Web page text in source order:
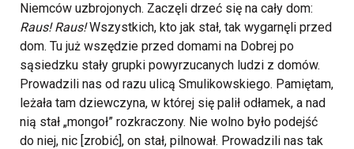
Niemców uzbrojonych. Zaczęli drzeć się na cały dom:
Raus! Raus!Wszystkich, kto jak stał, tak wygarnęli przed
dom. Tu już wszędzie przed domami na Dobrej po
sąsiedzku stały grupki powyrzucanych ludzi z domów.
Prowadzili nas od razu ulicą Smulikowskiego. Pamiętam,
leżała tam dziewczyna, w której się palił odłamek, a nad
nią stał „mongoł” rozkraczony. Nie wolno było podejść
do niej, nic [zrobić], on stał, pilnował. Prowadzili nas tak